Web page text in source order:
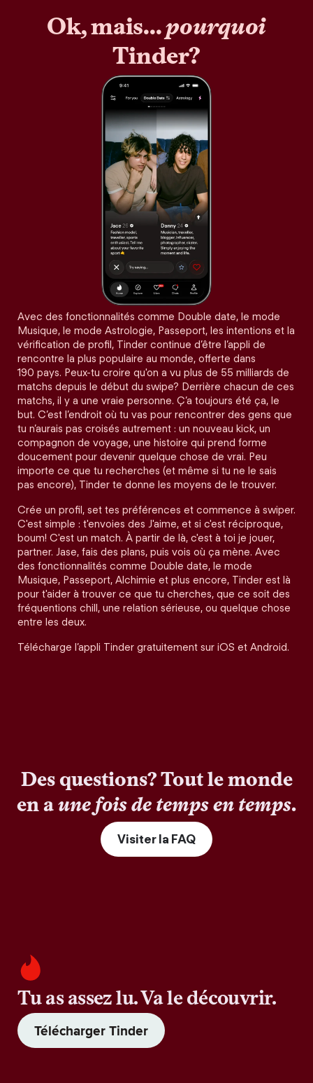
Ok, mais...pourquoi
Tinder?
Avec des fonctionnalités comme Double date, le mode
Musique, le mode Astrologie, Passeport, les intentions et la
vérification de profil, Tinder continue d’être l’appli de
rencontre la plus populaire au monde, offerte dans
190 pays. Peux-tu croire qu'on a vu plus de 55 milliards de
matchs depuis le début du swipe? Derrière chacun de ces
matchs, il y a une vraie personne. Ç’a toujours été ça, le
but. C’est l’endroit où tu vas pour rencontrer des gens que
tu n’aurais pas croisés autrement : un nouveau kick, un
compagnon de voyage, une histoire qui prend forme
doucement pour devenir quelque chose de vrai. Peu
importe ce que tu recherches (et même si tu ne le sais
pas encore), Tinder te donne les moyens de le trouver.
Crée un profil, set tes préférences et commence à swiper.
C'est simple : t'envoies des J'aime, et si c'est réciproque,
boum! C'est un match. À partir de là, c'est à toi je jouer,
partner. Jase, fais des plans, puis vois où ça mène. Avec
des fonctionnalités comme Double date, le mode
Musique, Passeport, Alchimie et plus encore, Tinder est là
pour t'aider à trouver ce que tu cherches, que ce soit des
fréquentions chill, une relation sérieuse, ou quelque chose
entre les deux.
Télécharge l’appli Tinder gratuitement sur iOS et Android.
Des questions? Tout le monde
en aune fois de temps en temps.
Visiter la FAQ
Tu as assez lu. Va le découvrir.
Télécharger Tinder